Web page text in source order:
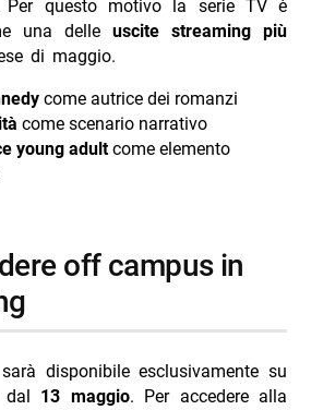
Per questo motivo la serie TV è
una delleuscite streaming più
di maggio.
come autrice dei romanzi
come scenario narrativo
young adultcome elemento
disponibile esclusivamente su
dal 13 maggio. Per accedere alla